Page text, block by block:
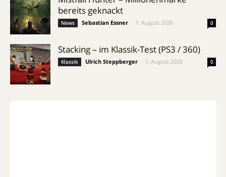
bereits geknackt
News Sebastian Essner 7. August 2026 0
Stacking – im Klassik-Test (PS3 / 360)
Klassik Ulrich Steppberger 7. August 2026 0